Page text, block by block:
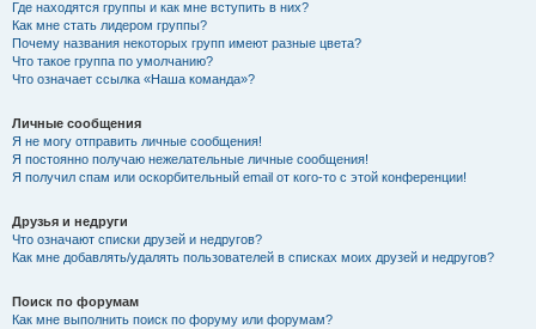
Где находятся группы и как мне вступить в них?
Как мне стать лидером группы?
Почему названия некоторых групп имеют разные цвета?
Что такое группа по умолчанию?
Что означает ссылка «Наша команда»?
Личные сообщения
Я не могу отправить личные сообщения!
Я постоянно получаю нежелательные личные сообщения!
Я получил спам или оскорбительный email от кого-то с этой конференции!
Друзья и недруги
Что означают списки друзей и недругов?
Как мне добавлять/удалять пользователей в списках моих друзей и недругов?
Поиск по форумам
Как мне выполнить поиск по форуму или форумам?